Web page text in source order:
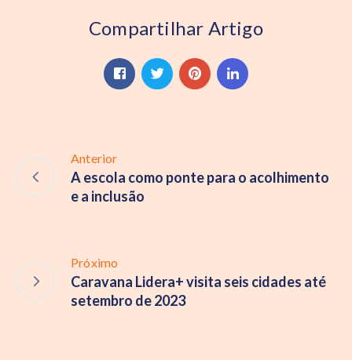
Compartilhar Artigo
Anterior
A escola como ponte para o acolhimento
e a inclusão
Próximo
Caravana Lidera+ visita seis cidades até
setembro de 2023